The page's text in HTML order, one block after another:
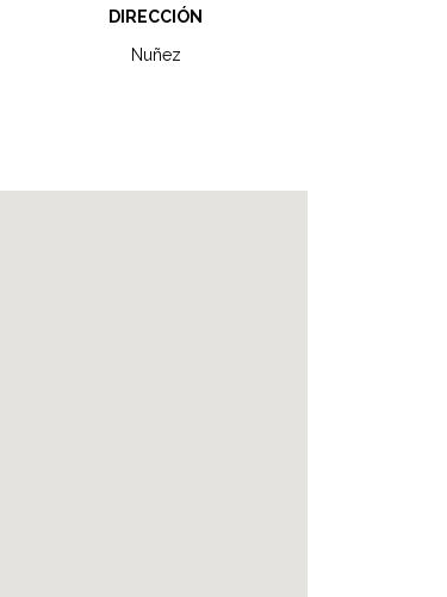
DIRECCIÓN
Nuñez